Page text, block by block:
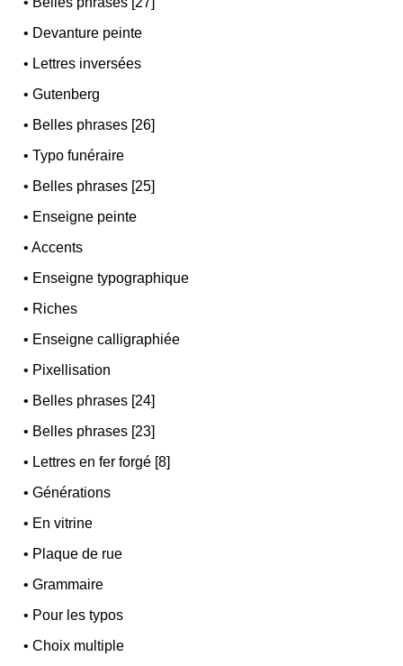
• Devanture peinte
• Lettres inversées
•Gutenberg
• Belles phrases [26]
•Typo funéraire
• Belles phrases [25]
• Enseigne peinte
•Accents
• Enseigne typographique
• Riches
• Enseigne calligraphiée
• Pixellisation
• Belles phrases [24]
• Belles phrases [23]
• Lettres en fer forgé [8]
•Générations
• En vitrine
• Plaque de rue
•Grammaire
• Pour les typos
•Choix multiple